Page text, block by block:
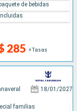
285 +Tasas
de bebidas
18/01/2027
familias